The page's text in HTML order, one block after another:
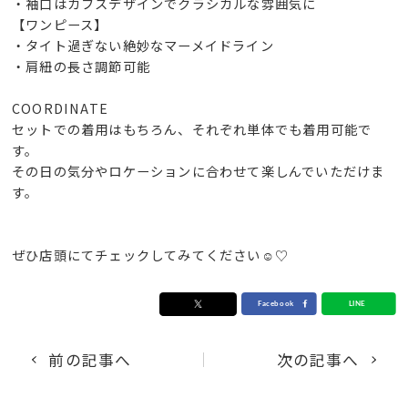
【ワンピース】
・タイト過ぎない絶妙なマーメイドライン
・肩紐の長さ調節可能
COORDINATE
セットでの着用はもちろん、それぞれ単体でも着用可能で
す。
その日の気分やロケーションに合わせて楽しんでいただけま
す。
ぜひ店頭にてチェックしてみてください☺️♡
前の記事へ 次の記事へ